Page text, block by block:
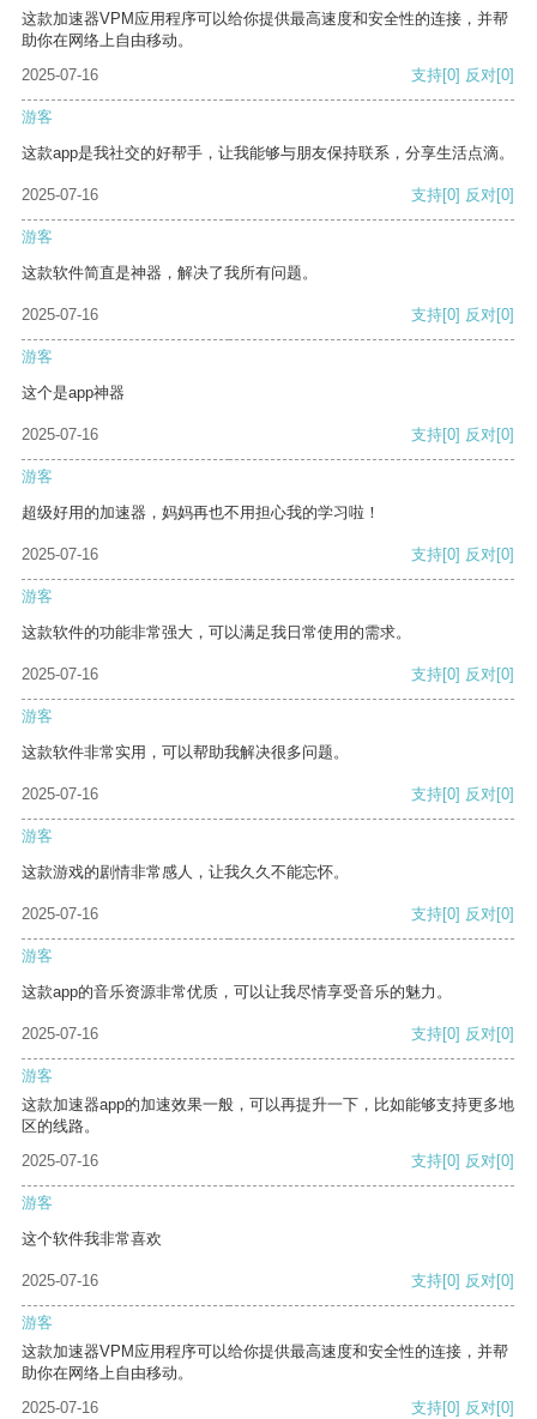
这款加速器VPM应用程序可以给你提供最高速度和安全性的连接，并帮
助你在网络上自由移动。
2025-07-16
支持[0] 反对[0]
游客
这款app是我社交的好帮手，让我能够与朋友保持联系，分享生活点滴。
2025-07-16 支持[0] 反对[0]
游客
这款软件简直是神器，解决了我所有问题。
2025-07-16 支持[0] 反对[0]
游客
这个是app神器
2025-07-16 支持[0] 反对[0]
游客
超级好用的加速器，妈妈再也不用担心我的学习啦！
2025-07-16 支持[0] 反对[0]
游客
这款软件的功能非常强大，可以满足我日常使用的需求。
2025-07-16 支持[0] 反对[0]
游客
这款软件非常实用，可以帮助我解决很多问题。
2025-07-16 支持[0] 反对[0]
游客
这款游戏的剧情非常感人，让我久久不能忘怀。
2025-07-16 支持[0] 反对[0]
游客
这款app的音乐资源非常优质，可以让我尽情享受音乐的魅力。
2025-07-16 支持[0] 反对[0]
游客
这款加速器app的加速效果一般，可以再提升一下，比如能够支持更多地
区的线路。
2025-07-16
支持[0] 反对[0]
游客
这个软件我非常喜欢
2025-07-16 支持[0] 反对[0]
游客
这款加速器VPM应用程序可以给你提供最高速度和安全性的连接，并帮
助你在网络上自由移动。
2025-07-16
支持[0] 反对[0]